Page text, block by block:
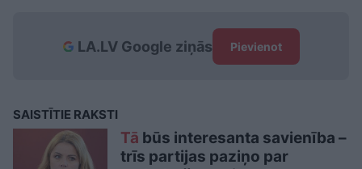
LA.LV Google ziņās Pievienot
SAISTĪTIE RAKSTI
Tā būs interesanta savienība –
trīs partijas paziņo par